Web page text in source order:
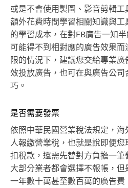
或是不會使用製圖、影音剪輯
額外花費時間學習相關知識與
的學習成本，在對FB廣告一知
可能得不到相對應的廣告效果
限的情況下，建議您交給專業
效投放廣告，也可在與廣告公
巧。
是否需要發票
依照中華民國營業稅法規定，
人報繳營業稅，也就是說即便
扣稅款，還需先替對方負擔一
大部分業者都會選擇不報帳，但
一年數十萬甚至數百萬的廣告